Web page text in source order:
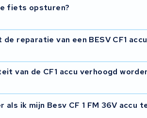
in het frame en gebruikt
vereist specialistische kennis
ervaring en apparatuur om dit type
fiets opsturen?
de accu nodig. Laat de accu bij
niet mogelijk, neem dan contact op
de reparatie van een BESV CF1
werkdagen na ontvangst. Bij
u op de hoogte van de voortgang en
van de CF1 accu verhoogd
beschikbare ruimte in de behuizing
is een upgrade mogelijk, bij andere
als ik mijn Besv CF 1 FM 36V accu